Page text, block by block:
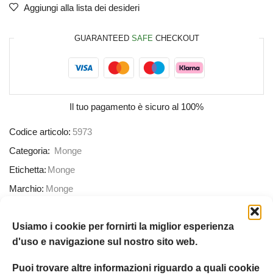
Usiamo i cookie per fornirti la miglior esperienza
d'uso e navigazione sul nostro sito web.
Puoi trovare altre informazioni riguardo a quali cookie
Aggiungi alla lista dei desideri
GUARANTEED SAFE CHECKOUT
Il tuo pagamento è sicuro al 100%
Codice articolo: 5973
Categoria:
Monge
Etichetta: Monge
Marchio: Monge